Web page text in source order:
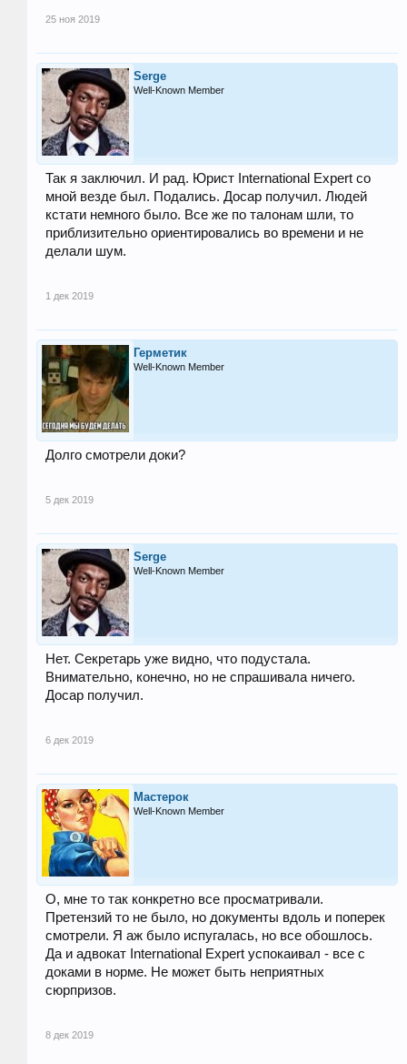
25 ноя 2019
Serge
Well-Known Member
Так я заключил. И рад. Юрист International Expert со
мной везде был. Подались. Досар получил. Людей
кстати немного было. Все же по талонам шли, то
приблизительно ориентировались во времени и не
делали шум.
1 дек 2019
Герметик
Well-Known Member
Долго смотрели доки?
5 дек 2019
Serge
Well-Known Member
Нет. Секретарь уже видно, что подустала.
Внимательно, конечно, но не спрашивала ничего.
Досар получил.
6 дек 2019
Мастерок
Well-Known Member
О, мне то так конкретно все просматривали.
Претензий то не было, но документы вдоль и поперек
смотрели. Я аж было испугалась, но все обошлось.
Да и адвокат International Expert успокаивал - все с
доками в норме. Не может быть неприятных
сюрпризов.
8 дек 2019